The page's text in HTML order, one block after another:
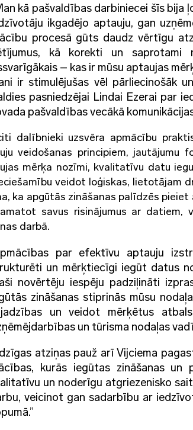
kā pašvaldības darbiniecei šīs bija
ikgadējo aptauju, gan
procesā gūts daudz vērtīgu
kā korekti un saprotami
– kas ir mūsu aptaujas
ir stimulējušas vēl pārliecinošāk
pasniedzējai Lindai Ezerai par
pašvaldības vecākā
dalībnieki uzsvēra apmācību
veidošanas principiem, jautājumu
mērķa nozīmi, kvalitatīvu datu
veidot loģiskas, lietotājam
ka apgūtās zināšanas palīdzēs
savus risinājumus ar datiem,
darbā.
par efektīvu aptauju
un mērķtiecīgi iegūt datus
novērtēju iespēju padziļināti
zināšanas stiprinās mūsu
un veidot mērķētus
un tūrisma nodaļas
atziņas pauž arī Vijciema
kurās iegūtas zināšanas
un noderīgu atgriezenisko
veicinot gan sadarbību ar